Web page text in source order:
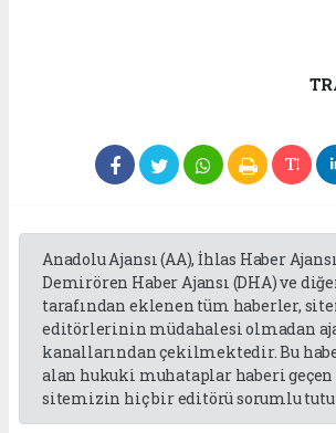
Anadolu Ajansı (AA), İhlas Haber
Demirören Haber Ajansı (DHA) ve
tarafından eklenen tüm haberler,
editörlerinin müdahalesi olmadan
kanallarından çekilmektedir. Bu
alan hukuki muhataplar haberi geçen
sitemizin hiç bir editörü sorumlu